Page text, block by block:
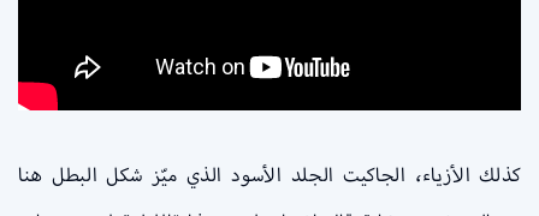
كذلك الأزياء، الجاكيت الجلد الأسود الذي ميّز شكل البطل هنا